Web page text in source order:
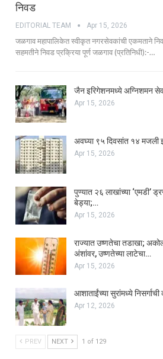
निवड
EDITORIAL TEAM Apr 15, 2026
जळगाव महापालिकेत स्वीकृत नगरसेवकांची एकमताने
सहमतीने निवड प्रक्रिया पूर्ण जळगाव (प्रतिनिधी):-…
जैन इरिगेशनमध्ये अग्निशमन
Apr 15, 2026
अवघ्या ९५ दिवसांत १४ मजली
Apr 15, 2026
पुण्यात २६ लाखांच्या ‘एमडी’
बेड्या;…
Apr 15, 2026
राज्यात उष्णतेचा तडाखा;
अंशांवर, उष्णतेच्या लाटेचा…
Apr 15, 2026
आशाताईंच्या सुरांमध्ये
Apr 12, 2026
PREV NEXT 1 of 129